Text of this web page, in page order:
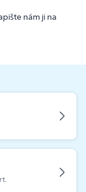
nám ji na